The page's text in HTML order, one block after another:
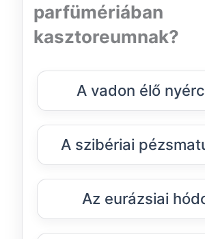
parfümériában
kasztoreumnak?
A vadon élő
A szibériai
Az eurázsiai